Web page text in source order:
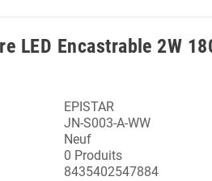
LED Encastrable 2W
EPISTAR
JN-S003-A-WW
Neuf
0 Produits
8435402547884